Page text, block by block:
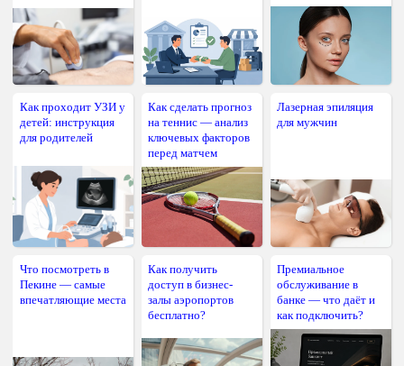
Как проходит УЗИ у
детей: инструкция
для родителей
Как сделать прогноз
на теннис — анализ
ключевых факторов
перед матчем
Лазерная эпиляция
для мужчин
Что посмотреть в
Пекине — самые
впечатляющие места
Как получить
доступ в бизнес-
залы аэропортов
бесплатно?
Премиальное
обслуживание в
банке — что даёт и
как подключить?